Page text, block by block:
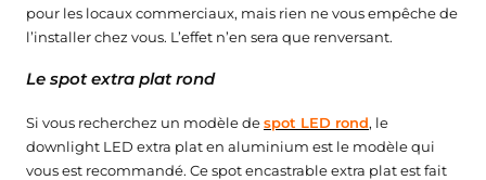
★★★★★
★★★★★ (1 avis) ★★★★★
★★★★★
pour les locaux commerciaux, mais rien ne vous empêche de
l’installer chez vous. L’effet n’en sera que renversant.
Le spot extra plat rond
Si vous recherchez un modèle despot LED rond, le
downlight LED extra plat en aluminium est le modèle qui
vous est recommandé. Ce spot encastrable extra plat est fait